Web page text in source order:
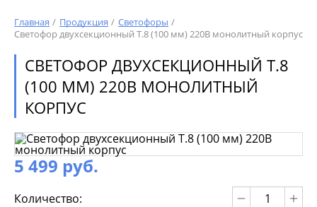
Главная Продукция
Светофоры
Светофор двухсекционный Т.8 (100 мм) 220В монолитный корпус
СВЕТОФОР ДВУХСЕКЦИОННЫЙ Т.8
(100 ММ) 220В МОНОЛИТНЫЙ
КОРПУС
5 499 руб.
Количество: